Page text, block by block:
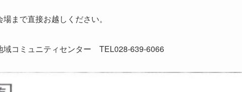
まで直接お越しください。
コミュニティセンター TEL028-639-6066